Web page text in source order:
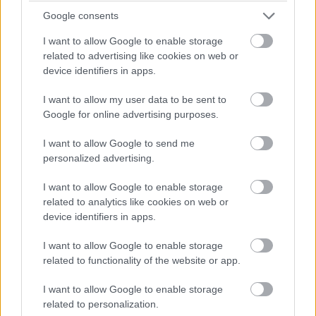
Google consents
I want to allow Google to enable storage
related to advertising like cookies on web or
device identifiers in apps.
I want to allow my user data to be sent to
Google for online advertising purposes.
I want to allow Google to send me
personalized advertising.
I want to allow Google to enable storage
related to analytics like cookies on web or
device identifiers in apps.
I want to allow Google to enable storage
related to functionality of the website or app.
I want to allow Google to enable storage
related to personalization.
mozis megjelenést is kap február 23-án. Mit gondoltok
az előzetesről?
A Pentagon titkai - Kritika
Pavlics Tamás|2018 január 27. 18:30
Avagy Az elnök emberei-prequel.